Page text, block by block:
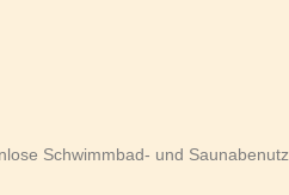
Schwimmbad- und